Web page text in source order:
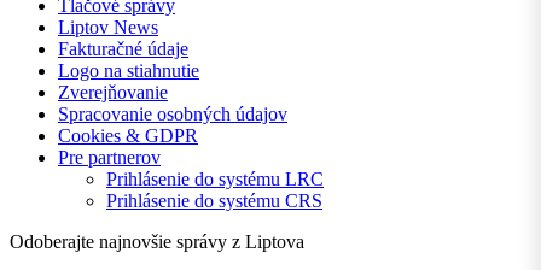
Tlačové správy
Liptov News
Fakturačné údaje
Logo na stiahnutie
Zverejňovanie
Spracovanie osobných údajov
Cookies & GDPR
Pre partnerov
Prihlásenie do systému LRC
Prihlásenie do systému CRS
Odoberajte najnovšie správy z Liptova